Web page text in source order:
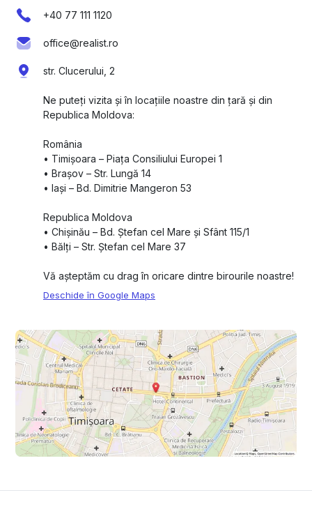
+40 77 111 1120
office@realist.ro
str. Clucerului, 2
Ne puteți vizita și în locațiile noastre din țară și din
Republica Moldova:
România
•⁠ ⁠Timișoara – Piața Consiliului Europei 1
•⁠ ⁠Brașov – Str. Lungă 14
•⁠ ⁠Iași – Bd. Dimitrie Mangeron 53
Republica Moldova
•⁠ ⁠Chișinău – Bd. Ștefan cel Mare și Sfânt 115/1
•⁠ ⁠Bălți – Str. Ștefan cel Mare 37
Vă așteptăm cu drag în oricare dintre birourile noastre!
Deschide în Google Maps